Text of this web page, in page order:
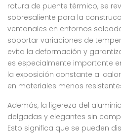
rotura de puente térmico, se
sobresaliente para la
ventanales en entornos
soportar variaciones de
evita la deformación y
es especialmente importante
la exposición constante al
en materiales menos
Además, la ligereza del
delgadas y elegantes sin
Esto significa que se pueden